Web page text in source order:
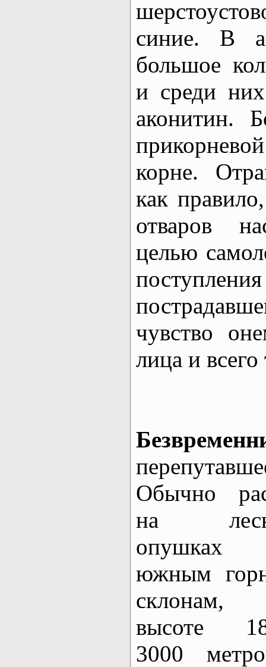
синие. В
большое
и среди
аконитин.
корне.
как
отваров
целью
чувство
лица и всего
Обычно
на
опушках
южным
склонам,
высоте
3000